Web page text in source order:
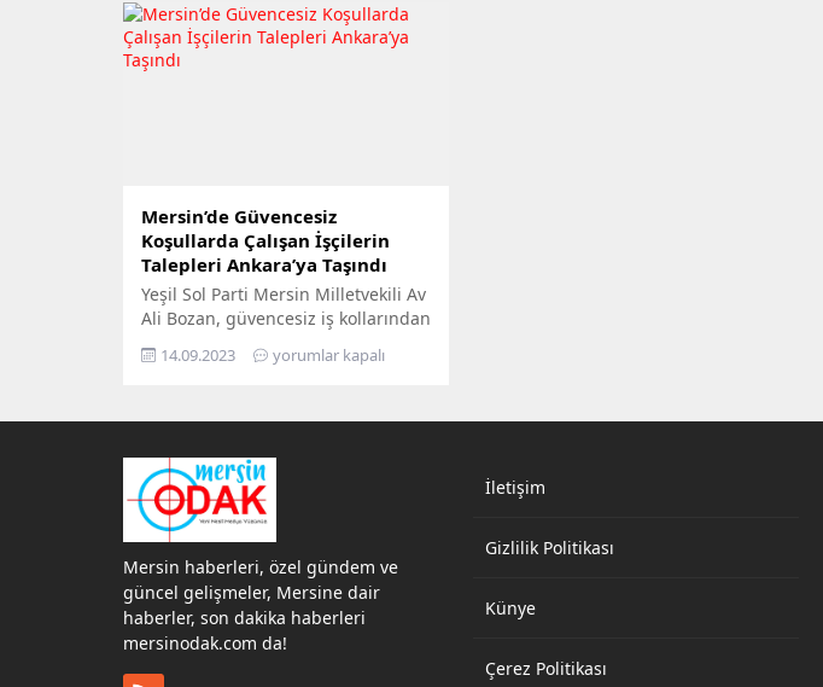
Mersin’de Güvencesiz
Koşullarda Çalışan İşçilerin
Talepleri Ankara’ya Taşındı
Yeşil Sol Parti Mersin Milletvekili Av
Ali Bozan, güvencesiz iş kollarından
olan mevsimlik tarım ve evden eve
nakliyat sektöründe çalışan işçilerin
Bakanı Vedat Işıkhan’a yanıtlaması
üzerine verdiği soru önergesinde,
güvencesiz iş koşullarının insan
hakkı ihlali olduğunu ve çalışma...
14.09.2023 yorumlar kapalı
Mersin haberleri, özel gündem ve
güncel gelişmeler, Mersine dair
haberler, son dakika haberleri
mersinodak.com da!
İletişim
Gizlilik Politikası
Künye
Çerez Politikası